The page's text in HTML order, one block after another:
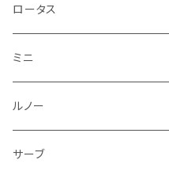
ポルシェ
ヒュンダイ
その他
マセラティ
ロールスロイス
ポルシェ
ヒュンダイ
ルノー
サーブ
フォルクスワーゲン
ボルボ
ブレーキランプ
外装系
タイヤ回り系
ホイール
泥除け
ガソリンタンク
フロントワイパー
ライト系
ウインカー
その他
リアバンパー
エンジン系
トランクマット
ライト系
ウインカー
ワイパー
ミラー
その他
ライト系
ブレーキランプ
ウインカー
トランクマット
ワイパー
フロアマット
ロータス
フロアマット
ミニ
フロアマット
ルノー
フロアマット
サーブ